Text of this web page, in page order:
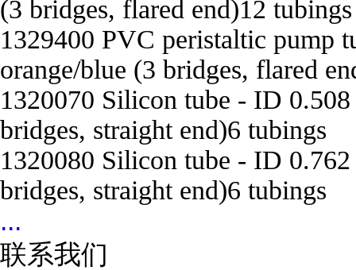
(3 bridges, flared end)12 tubings
1329400 PVC peristaltic pump
orange/blue (3 bridges, flared
1320070 Silicon tube - ID
bridges, straight end)6 tubings
1320080 Silicon tube - ID
bridges, straight end)6 tubings
...
联系我们